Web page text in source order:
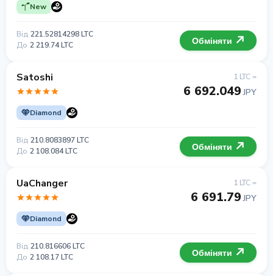
New
Від 221.52814298 LTC
До 2 219.74 LTC Обміняти
Satoshi
Diamond
1 LTC =
6 692.049 JPY
Від 210.8083897 LTC
До 2 108.084 LTC Обміняти
UaChanger
Diamond
1 LTC =
6 691.79 JPY
Від 210.816606 LTC
До 2 108.17 LTC Обміняти